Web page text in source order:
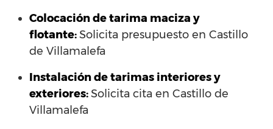
Colocación de tarima maciza y
flotante:Solicita presupuesto en Castillo
de Villamalefa
Instalación de tarimas interiores y
exteriores:Solicita cita en Castillo de
Villamalefa